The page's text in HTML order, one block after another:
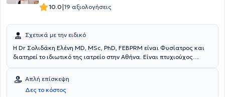
10.0|19 αξιολογήσεις
Σχετικά με την ειδικό
Η Dr Σολιδάκη Ελένη MD, MSc, PhD, FEBPRM είναι Φυσίατρος και
διατηρεί το ιδιωτικό της ιατρείο στην Αθήνα. Είναι πτυχιούχος
κάτοχος Μεταπτυχιακού Διπλώματος Ειδίκευσης από την Ιατρική
Σχολή του Πανεπιστημίου Κρήτης όπου και εκπόνησε στη συνέχεια
τη Διδακτορική της Διατριβή. Κατέχει πιστοποίηση στον Ιατρικό
Απλή επίσκεψη
Δες το κόστος